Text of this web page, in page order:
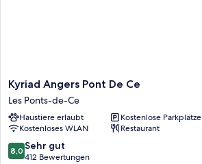
Kyriad
Angers
Pont
De
Ce
Les
Ponts-
Kyriad Angers Pont De Ce
Les Ponts-de-Ce
Haustiere erlaubt
Kostenlose Parkplätze
Kostenloses WLAN
Restaurant
8.0
von
8,0 Sehr gut
412 Bewertungen